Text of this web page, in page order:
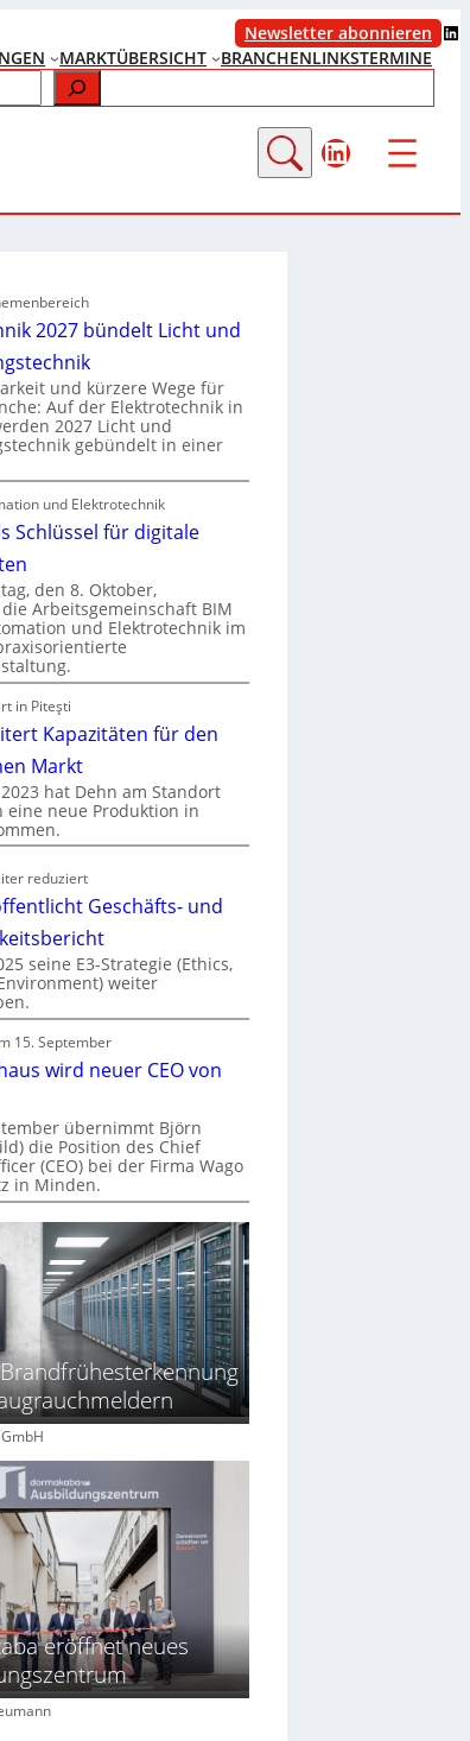
Newsletter abonnieren LinkedIn
MARKTÜBERSICHT BRANCHENLINKSTERMINE
LinkedIn
2027 bündelt Licht und
und kürzere Wege für
Auf der Elektrotechnik in
2027 Licht und
gebündelt in einer
und Elektrotechnik
Schlüssel für digitale
den 8. Oktober,
Arbeitsgemeinschaft BIM
und Elektrotechnik im
in Piteşti
Kapazitäten für den
Markt
hat Dehn am Standort
eine neue Produktion in
reduziert
Geschäfts- und
seine E3-Strategie (Ethics,
weiter
15. September
wird neuer CEO von
übernimmt Björn
die Position des Chief
(CEO) bei der Firma Wago
in Minden.
eröffnet neues